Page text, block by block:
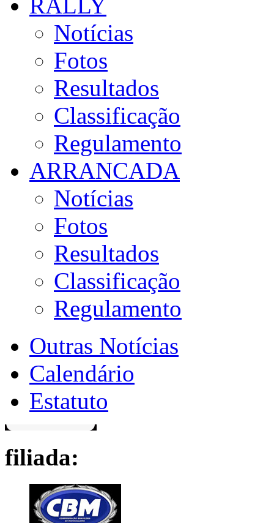
Notícias
Fotos
Resultados
Classificação
Regulamento
ARRANCADA
Notícias
Fotos
Resultados
Classificação
Regulamento
Outras Notícias
Calendário
Estatuto
filiada: